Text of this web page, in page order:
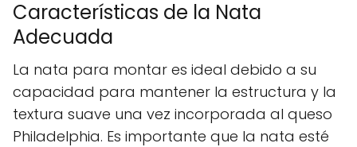
Características de la Nata
Adecuada
La nata para montar es ideal debido a su
capacidad para mantener la estructura y la
textura suave una vez incorporada al queso
Philadelphia. Es importante que la nata esté